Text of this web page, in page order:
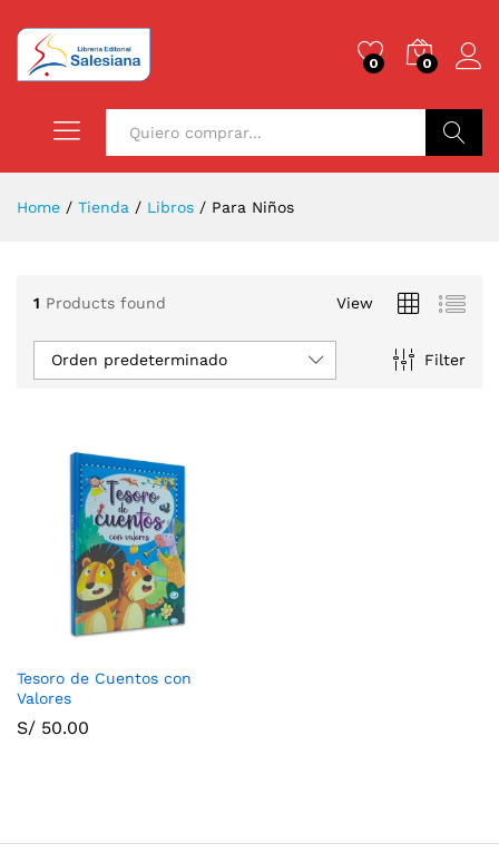
0 0
Home / Tienda / Libros / Para Niños
1 Products found View
Filter
Orden predeterminado
Tesoro de Cuentos con
Valores
S/ 50.00